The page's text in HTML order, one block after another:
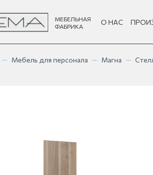
МЕБЕЛЬНАЯ
ФАБРИКА
О НАС
— Мебель для персонала — Магна —